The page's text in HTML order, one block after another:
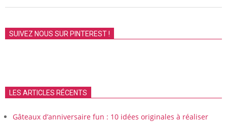
SUIVEZ NOUS SUR PINTEREST !
LES ARTICLES RÉCENTS
Gâteaux d’anniversaire fun : 10 idées originales à réaliser